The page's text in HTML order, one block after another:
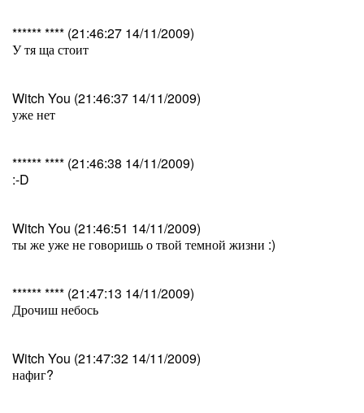
****** **** (21:46:27 14/11/2009)
У тя ща стоит
Witch You (21:46:37 14/11/2009)
уже нет
****** **** (21:46:38 14/11/2009)
:-D
Witch You (21:46:51 14/11/2009)
ты же уже не говоришь о твой темной жизни :)
****** **** (21:47:13 14/11/2009)
Дрочиш небось
Witch You (21:47:32 14/11/2009)
нафиг?